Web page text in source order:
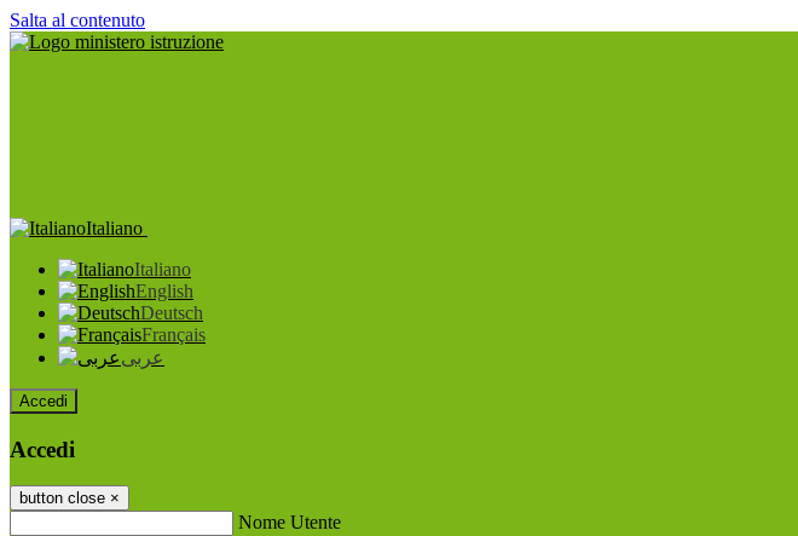
Salta al contenuto
Italiano
Italiano
English
Deutsch
Français
عربى
Accedi
Accedi
button close ×
Nome Utente